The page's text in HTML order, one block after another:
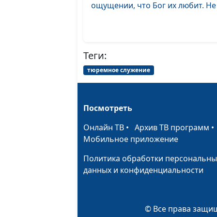
ощущении, что Бог их любит. Не
Теги:
тюремное служение
Посмотреть
Онлайн ТВ • Архив ТВ программ
Мобильное приложение
Политика обработки
данных и конфиденциальности
© Все права